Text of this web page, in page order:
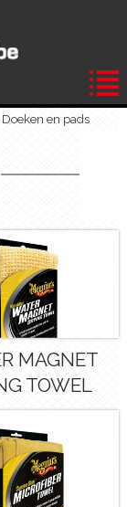
Doeken en pads
MAGNET
TOWEL